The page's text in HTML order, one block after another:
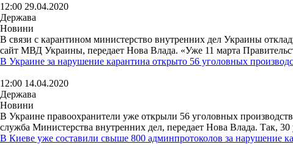
12:00 29.04.2020
Держава
Новини
В связи с карантином министерство внутренних дел Украины
сайт МВД Украины, передает Нова Влада. «Уже 11 марта
В Украине за нарушение карантина открыто 56 уголовных
12:00 14.04.2020
Держава
Новини
В Украине правоохранители уже открыли 56 уголовных
служба Министерства внутренних дел, передает Нова Влада. Так,
В Киеве уже составили свыше 800 админпротоколов за нарушение